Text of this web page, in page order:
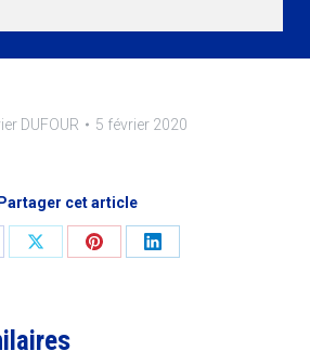
DUFOUR 5 février 2020
Partager cet article
Share
Share
Share